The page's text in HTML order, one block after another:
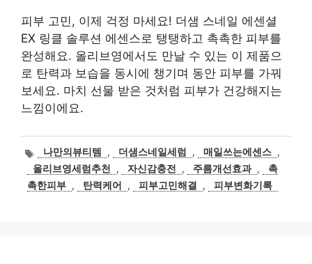
피부 고민, 이제 걱정 마세요! 더샘 스네일 에센셜
EX 링클 솔루션 에센스로 탱탱하고 촉촉한 피부를
완성해요. 올리브영에서도 만날 수 있는 이 제품으
로 탄력과 보습을 동시에 챙기며 동안 피부를 가꿔
보세요. 마치 선물 받은 것처럼 피부가 건강해지는
느낌이에요.
태
그
나만의뷰티템 , 더샘스네일세럼 , 매일쓰는에센스 ,
올리브영세럼추천
, 자신감충전 , 주름개선효과 ,
촉
촉한피부 , 탄력케어 , 피부고민해결 , 피부변화기록